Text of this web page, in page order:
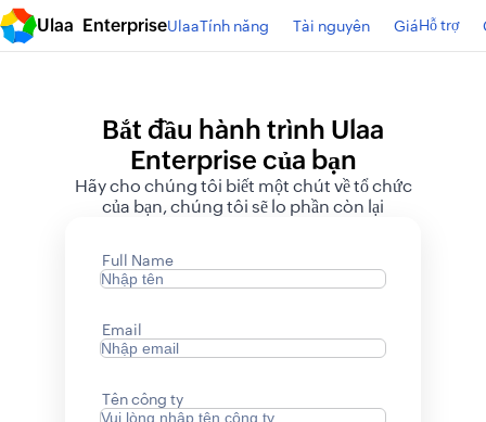
Ulaa EnterpriseUlaaTính năng Tài nguyên GiáHỗ trợ
Bắt đầu hành trình Ulaa
Enterprise của bạn
Hãy cho chúng tôi biết một chút về tổ chức
của bạn, chúng tôi sẽ lo phần còn lại
Full Name
Email
Tên công ty